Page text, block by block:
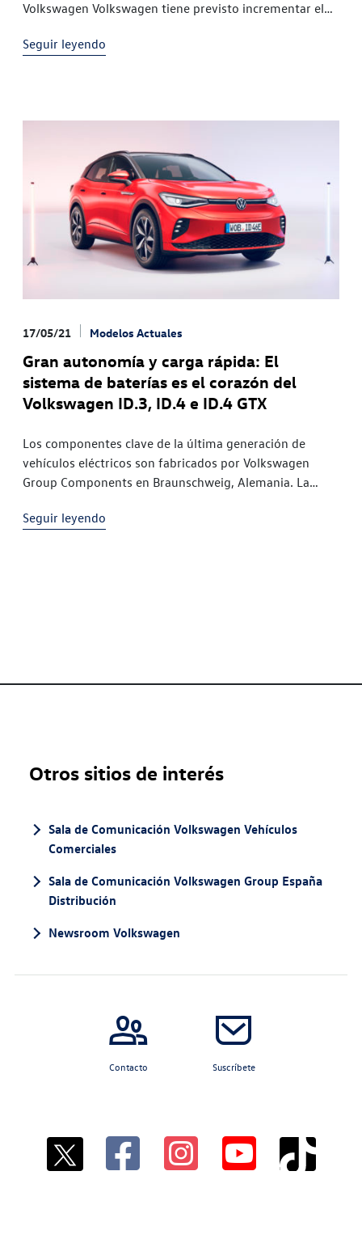
Volkswagen Volkswagen tiene previsto incrementar el
durante el
Seguir leyendo
17/05/21 Modelos Actuales
Gran autonomía y carga rápida: El
sistema de baterías es el corazón del
Volkswagen ID.3, ID.4 e ID.4 GTX
Los componentes clave de la última generación de
vehículos eléctricos son fabricados por Volkswagen
Group Components en Braunschweig, Alemania. La
kWh²/³; con una
Seguir leyendo
Otros sitios de interés
Sala de Comunicación Volkswagen Vehículos
Comerciales
Sala de Comunicación Volkswagen Group España
Distribución
Newsroom Volkswagen
Contacto Suscríbete